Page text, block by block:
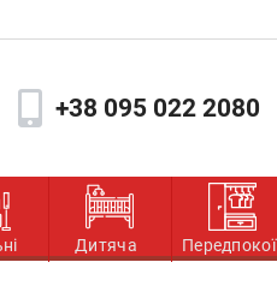
+38 095 022 2080
Дитяча Передпокої